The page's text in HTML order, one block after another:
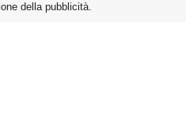
della pubblicità.